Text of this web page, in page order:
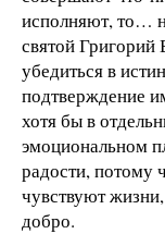
исполняют, то…
святой Григорий
убедиться в
подтверждение
хотя бы в
эмоциональном
радости, потому
чувствуют
добро.